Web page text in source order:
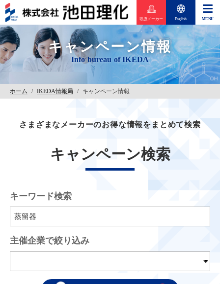
取扱メーカー English
キャンペーン情報
ホーム / IKEDA情報局 / キャンペーン情報
さまざまなメーカーのお得な情報をまとめて検索
キャンペーン検索
キーワード検索
主催企業で絞り込み